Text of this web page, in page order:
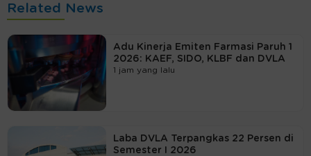
Related News
Adu Kinerja Emiten Farmasi Paruh 1
2026: KAEF, SIDO, KLBF dan DVLA
1 jam yang lalu
Laba DVLA Terpangkas 22 Persen di
Semester I 2026